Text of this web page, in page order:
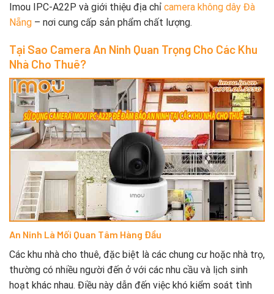
Imou IPC-A22P và giới thiệu địa chỉ camera không dây Đà
Nẵng – nơi cung cấp sản phẩm chất lượng.
Tại Sao Camera An Ninh Quan Trọng Cho Các Khu
Nhà Cho Thuê?
An Ninh Là Mối Quan Tâm Hàng Đầu
Các khu nhà cho thuê, đặc biệt là các chung cư hoặc nhà trọ,
thường có nhiều người đến ở với các nhu cầu và lịch sinh
hoạt khác nhau. Điều này dẫn đến việc khó kiểm soát tình